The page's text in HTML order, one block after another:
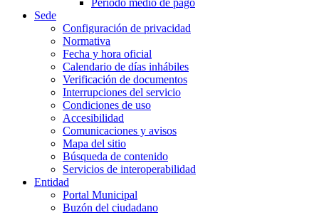
Periodo medio de pago
Sede
Configuración de privacidad
Normativa
Fecha y hora oficial
Calendario de días inhábiles
Verificación de documentos
Interrupciones del servicio
Condiciones de uso
Accesibilidad
Comunicaciones y avisos
Mapa del sitio
Búsqueda de contenido
Servicios de interoperabilidad
Entidad
Portal Municipal
Buzón del ciudadano